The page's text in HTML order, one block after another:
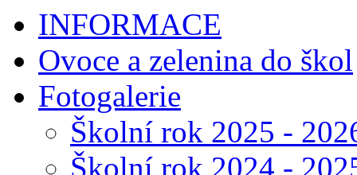
INFORMACE
Ovoce a zelenina do škol
Fotogalerie
Školní rok 2025 -
Školní rok 2024 -